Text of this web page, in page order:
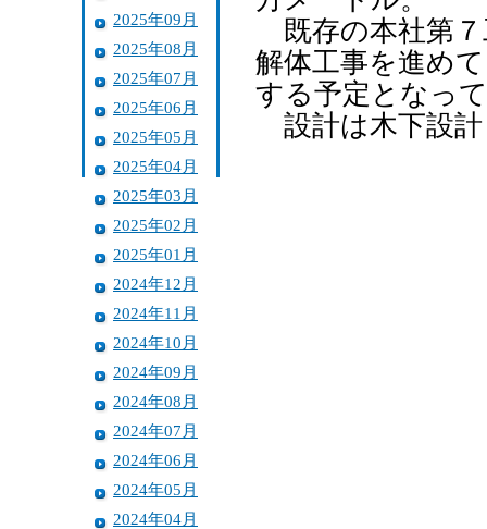
2025年09月
2025年08月
2025年07月
2025年06月
2025年05月
2025年04月
2025年03月
2025年02月
2025年01月
2024年12月
2024年11月
2024年10月
2024年09月
2024年08月
2024年07月
2024年06月
2024年05月
2024年04月
既存の本社第７
解体工事を進め
する予定となっ
設計は木下設計